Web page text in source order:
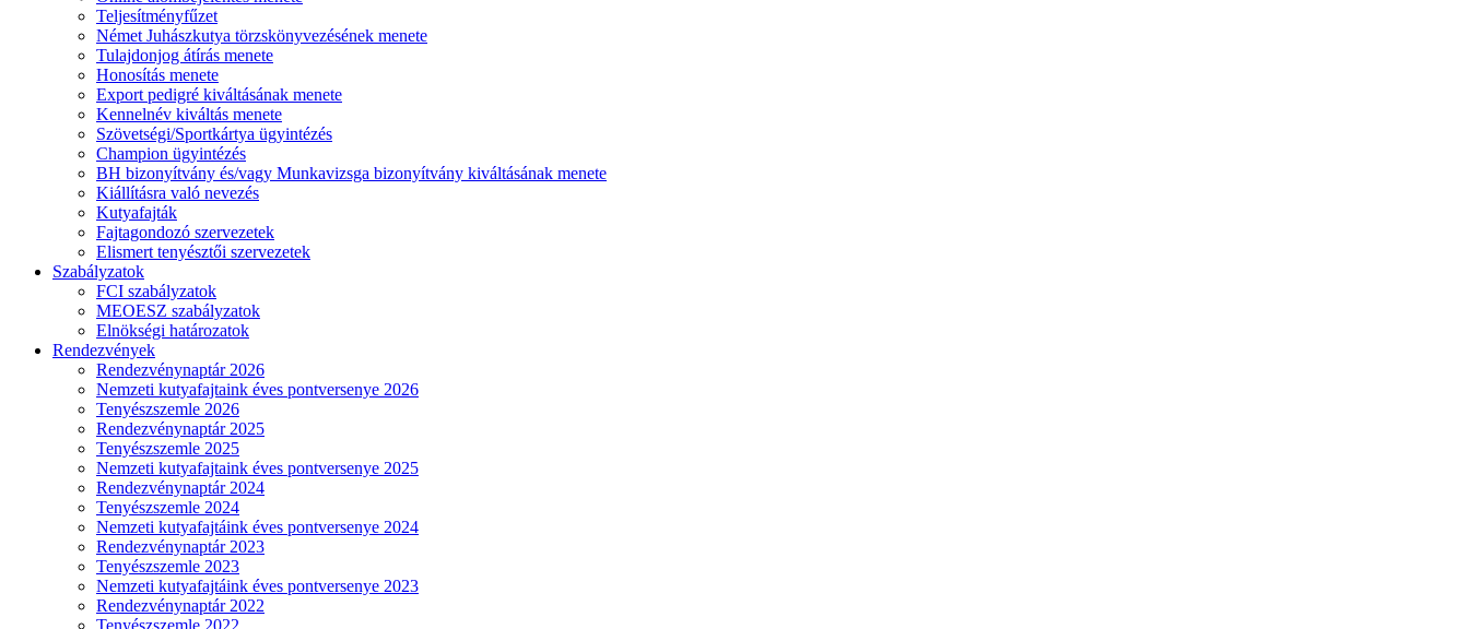
Teljesítményfűzet
Német Juhászkutya törzskönyvezésének menete
Tulajdonjog átírás menete
Honosítás menete
Export pedigré kiváltásának menete
Kennelnév kiváltás menete
Szövetségi/Sportkártya ügyintézés
Champion ügyintézés
BH bizonyítvány és/vagy Munkavizsga bizonyítvány kiváltásának menete
Kiállításra való nevezés
Kutyafajták
Fajtagondozó szervezetek
Elismert tenyésztői szervezetek
Szabályzatok
FCI szabályzatok
MEOESZ szabályzatok
Elnökségi határozatok
Rendezvények
Rendezvénynaptár 2026
Nemzeti kutyafajtaink éves pontversenye 2026
Tenyészszemle 2026
Rendezvénynaptár 2025
Tenyészszemle 2025
Nemzeti kutyafajtaink éves pontversenye 2025
Rendezvénynaptár 2024
Tenyészszemle 2024
Nemzeti kutyafajtáink éves pontversenye 2024
Rendezvénynaptár 2023
Tenyészszemle 2023
Nemzeti kutyafajtáink éves pontversenye 2023
Rendezvénynaptár 2022
Tenyészszemle 2022